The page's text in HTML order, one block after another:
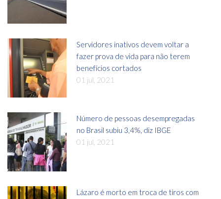
Servidores inativos devem voltar a
fazer prova de vida para não terem
benefícios cortados
01 jul, 2021
Número de pessoas desempregadas
no Brasil subiu 3,4%, diz IBGE
01 jul, 2021
Lázaro é morto em troca de tiros com